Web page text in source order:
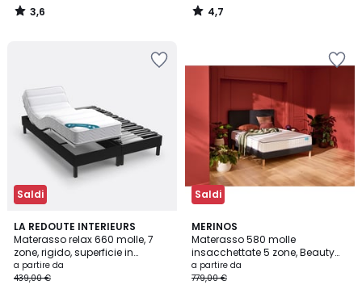
3,6
/
4,7
/
Saldi
LA REDOUTE INTERIEURS
Materasso relax 660 molle, 7
zone, rigido, superficie in
memory foam
a partire da
439,00 €
4,4
/ 5
Saldi
MERINOS
Materasso 580 molle
insacchettate 5 zone, Beauty
Bed
a partire da
779,00 €
4,7
/ 5